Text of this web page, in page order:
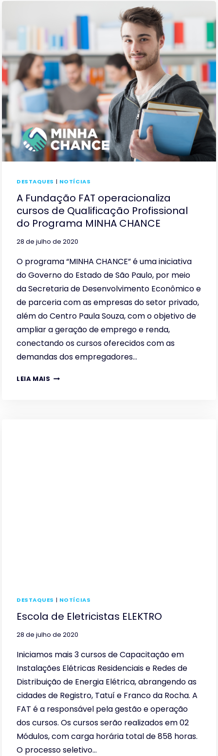
DESTAQUES | NOTÍCIAS
A Fundação FAT operacionaliza
cursos de Qualificação Profissional
do Programa MINHA CHANCE
28 de julho de 2020
O programa “MINHA CHANCE” é uma iniciativa
do Governo do Estado de São Paulo, por meio
da Secretaria de Desenvolvimento Econômico e
de parceria com as empresas do setor privado,
além do Centro Paula Souza, com o objetivo de
ampliar a geração de emprego e renda,
conectando os cursos oferecidos com as
demandas dos empregadores…
LEIA MAIS A
DESTAQUES | NOTÍCIAS
Escola de Eletricistas ELEKTRO
28 de julho de 2020
Iniciamos mais 3 cursos de Capacitação em
Instalações Elétricas Residenciais e Redes de
Distribuição de Energia Elétrica, abrangendo as
cidades de Registro, Tatuí e Franco da Rocha. A
FAT é a responsável pela gestão e operação
dos cursos. Os cursos serão realizados em 02
Módulos, com carga horária total de 858 horas.
O processo seletivo…